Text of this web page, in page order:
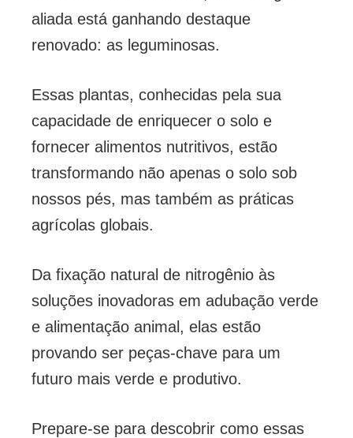
aliada está ganhando destaque
renovado: as leguminosas.
Essas plantas, conhecidas pela sua
capacidade de enriquecer o solo e
fornecer alimentos nutritivos, estão
transformando não apenas o solo sob
nossos pés, mas também as práticas
agrícolas globais.
Da fixação natural de nitrogênio às
soluções inovadoras em adubação verde
e alimentação animal, elas estão
provando ser peças-chave para um
futuro mais verde e produtivo.
Prepare-se para descobrir como essas